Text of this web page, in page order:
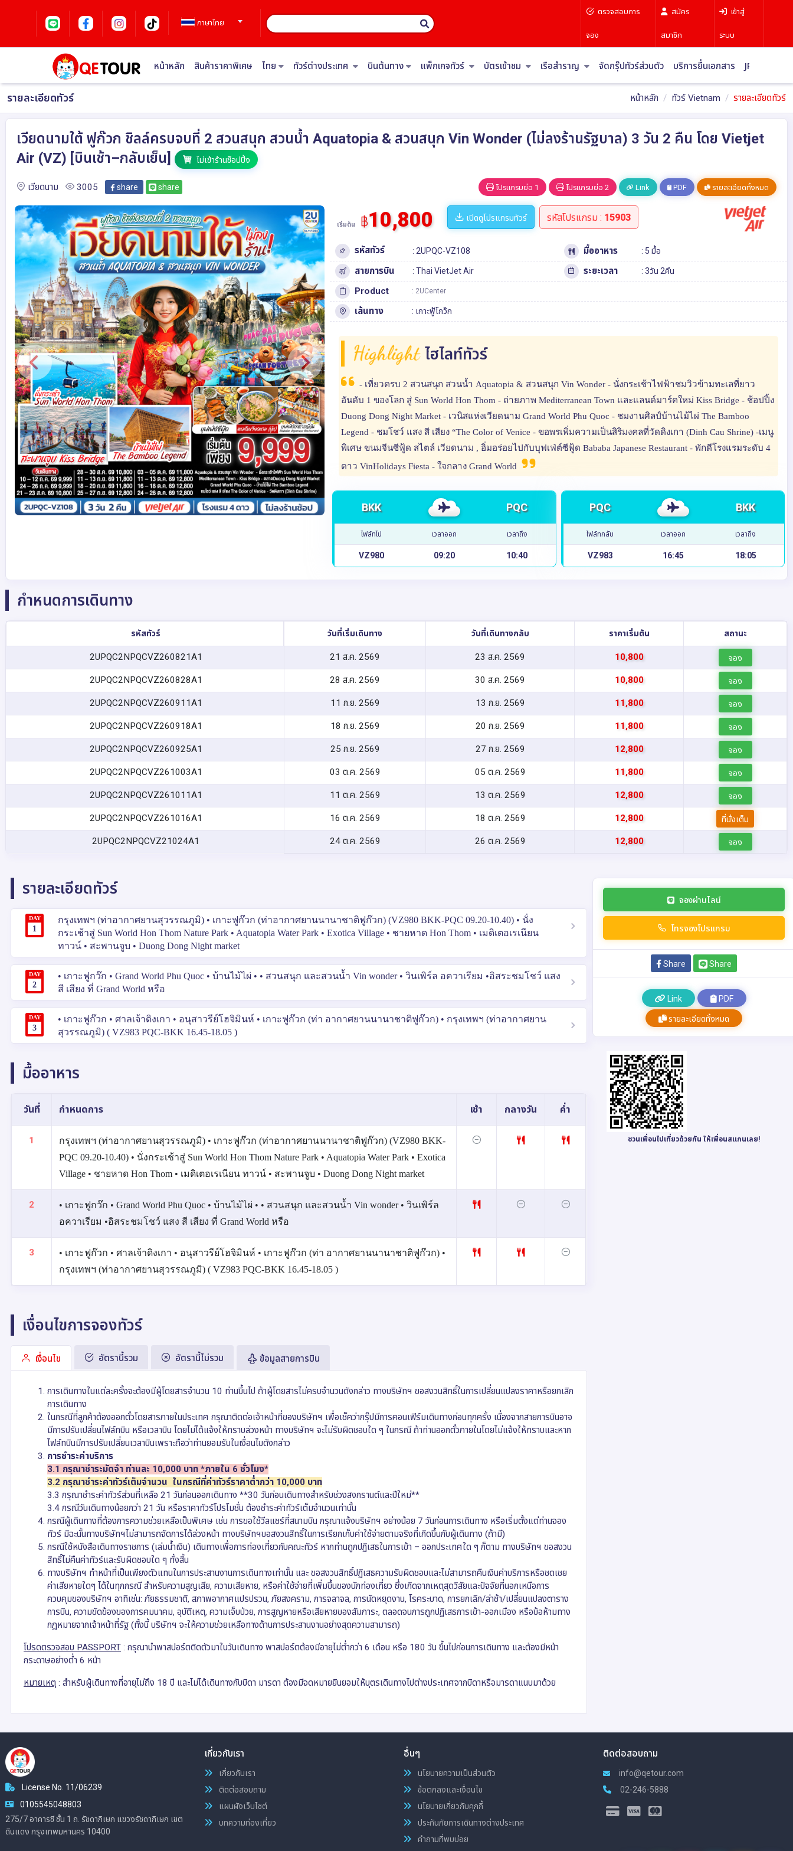
ภาษาไทย
ตรวจสอบการ
จอง
สมัคร
สมาชิก
เข้าสู่
ระบบ
หน้าหลัก สินค้าราคาพิเศษ ไทย ทัวร์ต่างประเทศ บินต้นทาง แพ็กเกจทัวร์ บัตรเข้าชม เรือสำราญ จัดกรุ๊ปทัวร์ส่วนตัว บริการยื่นเอกสาร JR Pass
รายละเอียดทัวร์ หน้าหลัก ทัวร์ Vietnam รายละเอียดทัวร์
เวียดนามใต้ ฟูก๊วก ชิลล์ครบจบที่ 2 สวนสนุก สวนน้ำ Aquatopia & สวนสนุก Vin Wonder (ไม่ลงร้านรัฐบาล) 3 วัน 2 คืน โดย Vietjet
Air (VZ) [บินเช้า–กลับเย็น]
ไม่เข้าร้านช็อปปิ้ง
เวียดนาม 3005 share share โปรแกรมย่อ 1 โปรแกรมย่อ 2 Link PDF รายละเอียดทั้งหมด
เริ่มต้น ฿10,800 เปิดดูโปรแกรมทัวร์ รหัสโปรแกรม : 15903
รหัสทัวร์ : 2UPQC-VZ108 มื้ออาหาร : 5 มื้อ
สายการบิน : Thai VietJet Air ระยะเวลา : 3วัน 2คืน
Product : 2UCenter
เส้นทาง : เกาะฟู้โกว๊ก
Highlight ไฮไลท์ทัวร์
- เที่ยวครบ 2 สวนสนุก สวนน้ำ Aquatopia & สวนสนุก Vin Wonder - นั่งกระเช้าไฟฟ้าชมวิวข้ามทะเลที่ยาว
อันดับ 1 ของโลก สู่ Sun World Hon Thom - ถ่ายภาพ Mediterranean Town และแลนด์มาร์คใหม่ Kiss Bridge - ช้อปปิ้ง
Duong Dong Night Market - เวนิสแห่งเวียดนาม Grand World Phu Quoc - ชมงานศิลป์บ้านไม้ไผ่ The Bamboo
Legend - ชมโชว์ แสง สี เสียง “The Color of Venice - ขอพรเพิ่มความเป็นสิริมงคลที่วัดดิงเกา (Dinh Cau Shrine) -เมนู
พิเศษ ขนมจีนซีฟู้ด สไตล์ เวียดนาม , อิ่มอร่อยไปกับบุฟเฟ่ต์ซีฟู้ด Bababa Japanese Restaurant - พักดีโรงแรมระดับ 4
ดาว VinHolidays Fiesta - ใจกลาง Grand World
BKK PQC
ไฟล์ทไป เวลาออก เวลาถึง
VZ980 09:20 10:40
PQC BKK
ไฟล์ทกลับ เวลาออก เวลาถึง
VZ983 16:45 18:05
กำหนดการเดินทาง
รหัสทัวร์ วันที่เริ่มเดินทาง วันที่เดินทางกลับ ราคาเริ่มต้น สถานะ
2UPQC2NPQCVZ260821A1 21 ส.ค. 2569 23 ส.ค. 2569 10,800 จอง
2UPQC2NPQCVZ260828A1 28 ส.ค. 2569 30 ส.ค. 2569 10,800 จอง
2UPQC2NPQCVZ260911A1 11 ก.ย. 2569 13 ก.ย. 2569 11,800 จอง
2UPQC2NPQCVZ260918A1 18 ก.ย. 2569 20 ก.ย. 2569 11,800 จอง
2UPQC2NPQCVZ260925A1 25 ก.ย. 2569 27 ก.ย. 2569 12,800 จอง
2UPQC2NPQCVZ261003A1 03 ต.ค. 2569 05 ต.ค. 2569 11,800 จอง
2UPQC2NPQCVZ261011A1 11 ต.ค. 2569 13 ต.ค. 2569 12,800 จอง
2UPQC2NPQCVZ261016A1 16 ต.ค. 2569 18 ต.ค. 2569 12,800 ที่นั่งเต็ม
2UPQC2NPQCVZ21024A1 24 ต.ค. 2569 26 ต.ค. 2569 12,800 จอง
รายละเอียดทัวร์
DAY
1
กรุงเทพฯ (ท่าอากาศยานสุวรรณภูมิ) • เกาะฟูก๊วก (ท่าอากาศยานนานาชาติฟูก๊วก) (VZ980 BKK-PQC 09.20-10.40) • นั่ง
กระเช้าสู่ Sun World Hon Thom Nature Park • Aquatopia Water Park • Exotica Village • ชายหาด Hon Thom • เมดิเตอเรเนียน
ทาวน์ • สะพานจูบ • Duong Dong Night market
DAY
2
• เกาะฟูกว๊ก • Grand World Phu Quoc • บ้านไม้ไผ่ • • สวนสนุก และสวนน้ำ Vin wonder • วินเพิร์ล อควาเรียม •อิสระชมโชว์ แสง
สี เสียง ที่ Grand World หรือ
DAY
3
• เกาะฟูก๊วก • ศาลเจ้าดิงเกา • อนุสาวรีย์โฮจิมินห์ • เกาะฟูก๊วก (ท่า อากาศยานนานาชาติฟูก๊วก) • กรุงเทพฯ (ท่าอากาศยาน
สุวรรณภูมิ) ( VZ983 PQC‑BKK 16.45‑18.05 )
มื้ออาหาร
วันที่ กำหนดการ เช้า กลางวัน ค่ำ
1
กรุงเทพฯ (ท่าอากาศยานสุวรรณภูมิ) • เกาะฟูก๊วก (ท่าอากาศยานนานาชาติฟูก๊วก) (VZ980 BKK-
PQC 09.20-10.40) • นั่งกระเช้าสู่ Sun World Hon Thom Nature Park • Aquatopia Water Park • Exotica
Village • ชายหาด Hon Thom • เมดิเตอเรเนียน ทาวน์ • สะพานจูบ • Duong Dong Night market
2
• เกาะฟูกว๊ก • Grand World Phu Quoc • บ้านไม้ไผ่ • • สวนสนุก และสวนน้ำ Vin wonder • วินเพิร์ล
อควาเรียม •อิสระชมโชว์ แสง สี เสียง ที่ Grand World หรือ
3
• เกาะฟูก๊วก • ศาลเจ้าดิงเกา • อนุสาวรีย์โฮจิมินห์ • เกาะฟูก๊วก (ท่า อากาศยานนานาชาติฟูก๊วก) •
กรุงเทพฯ (ท่าอากาศยานสุวรรณภูมิ) ( VZ983 PQC‑BKK 16.45‑18.05 )
เงื่อนไขการจองทัวร์
เงื่อนไข อัตรานี้รวม อัตรานี้ไม่รวม ข้อมูลสายการบิน
การเดินทางในแต่ละครั้งจะต้องมีผู้โดยสารจำนวน 10 ท่านขึ้นไป ถ้าผู้โดยสารไม่ครบจำนวนดังกล่าว ทางบริษัทฯ ขอสงวนสิทธิ์ในการเปลี่ยนแปลงราคาหรือยกเลิก
การเดินทาง
ในกรณีที่ลูกค้าต้องออกตั๋วโดยสารภายในประเทศ กรุณาติดต่อเจ้าหน้าที่ของบริษัทฯ เพื่อเช็คว่ากรุ๊ปมีการคอนเฟิร์มเดินทางก่อนทุกครั้ง เนื่องจากสายการบินอาจ
มีการปรับเปลี่ยนไฟล์ทบิน หรือเวลาบิน โดยไม่ได้แจ้งให้ทราบล่วงหน้า ทางบริษัทฯ จะไม่รับผิดชอบใด ๆ ในกรณี ถ้าท่านออกตั๋วภายในโดยไม่แจ้งให้ทราบและหาก
ไฟล์ทบินมีการปรับเปลี่ยนเวลาบินเพราะถือว่าท่านยอมรับในเงื่อนไขดังกล่าว
การชำระค่าบริการ
3.1 กรุณาชำระมัดจำ ท่านละ 10,000 บาท *ภายใน 6 ชั่วโมง*
3.2 กรุณาชำระค่าทัวร์เต็มจำนวน ในกรณีที่ค่าทัวร์ราคาต่ำกว่า 10,000 บาท
3.3 กรุณาชำระค่าทัวร์ส่วนที่เหลือ 21 วันก่อนออกเดินทาง **30 วันก่อนเดินทางสำหรับช่วงสงกรานต์และปีใหม่**
3.4 กรณีวันเดินทางน้อยกว่า 21 วัน หรือราคาทัวร์โปรโมชั่น ต้องชำระค่าทัวร์เต็มจำนวนเท่านั้น
กรณีผู้เดินทางที่ต้องการความช่วยเหลือเป็นพิเศษ เช่น การขอใช้วีลแชร์ที่สนามบิน กรุณาแจ้งบริษัทฯ อย่างน้อย 7 วันก่อนการเดินทาง หรือเริ่มตั้งแต่ท่านจอง
ทัวร์ มิฉะนั้นทางบริษัทฯไม่สามารถจัดการได้ล่วงหน้า ทางบริษัทฯขอสงวนสิทธิ์ในการเรียกเก็บค่าใช้จ่ายตามจริงที่เกิดขึ้นกับผู้เดินทาง (ถ้ามี)
กรณีใช้หนังสือเดินทางราชการ (เล่มน้ำเงิน) เดินทางเพื่อการท่องเที่ยวกับคณะทัวร์ หากท่านถูกปฏิเสธในการเข้า – ออกประเทศใด ๆ ก็ตาม ทางบริษัทฯ ขอสงวน
สิทธิ์ไม่คืนค่าทัวร์และรับผิดชอบใด ๆ ทั้งสิ้น
ทางบริษัทฯ ทำหน้าที่เป็นเพียงตัวแทนในการประสานงานการเดินทางเท่านั้น และ ขอสงวนสิทธิ์ปฏิเสธความรับผิดชอบและไม่สามารถคืนเงินค่าบริการหรือชดเชย
ค่าเสียหายใดๆ ได้ในทุกกรณี สำหรับความสูญเสีย, ความเสียหาย, หรือค่าใช้จ่ายที่เพิ่มขึ้นของนักท่องเที่ยว ซึ่งเกิดจากเหตุสุดวิสัยและปัจจัยที่นอกเหนือการ
ควบคุมของบริษัทฯ อาทิเช่น: ภัยธรรมชาติ, สภาพอากาศแปรปรวน, ภัยสงคราม, การจลาจล, การนัดหยุดงาน, โรคระบาด, การยกเลิก/ล่าช้า/เปลี่ยนแปลงตาราง
การบิน, ความขัดข้องของการคมนาคม, อุบัติเหตุ, ความเจ็บป่วย, การสูญหายหรือเสียหายของสัมภาระ, ตลอดจนการถูกปฏิเสธการเข้า-ออกเมือง หรือข้อห้ามทาง
กฎหมายจากเจ้าหน้าที่รัฐ (ทั้งนี้ บริษัทฯ จะให้ความช่วยเหลือทางด้านการประสานงานอย่างสุดความสามารถ)
โปรดตรวจสอบ PASSPORT : กรุณานำพาสปอร์ตติดตัวมาในวันเดินทาง พาสปอร์ตต้องมีอายุไม่ต่ำกว่า 6 เดือน หรือ 180 วัน ขึ้นไปก่อนการเดินทาง และต้องมีหน้า
กระดาษอย่างต่ำ 6 หน้า
หมายเหตุ : สำหรับผู้เดินทางที่อายุไม่ถึง 18 ปี และไม่ได้เดินทางกับบิดา มารดา ต้องมีจดหมายยินยอมให้บุตรเดินทางไปต่างประเทศจากบิดาหรือมารดาแนบมาด้วย
จองผ่านไลน์
โทรจองโปรแกรม
Share Share
Link PDF
รายละเอียดทั้งหมด
ชวนเพื่อนไปเที่ยวด้วยกัน ให้เพื่อนสแกนเลย!
License No. 11/06239
0105545048803
275/7 อาคารซี ชั้น 1 ถ. รัชดาภิเษก แขวงรัชดาภิเษก เขต
ดินแดง กรุงเทพมหานคร 10400
เกี่ยวกับเรา
เกี่ยวกับเรา
ติดต่อสอบถาม
แผนผังเว็บไซต์
บทความท่องเที่ยว
อื่นๆ
นโยบายความเป็นส่วนตัว
ข้อตกลงและเงื่อนไข
นโยบายเกี่ยวกับคุกกี้
ประกันภัยการเดินทางต่างประเทศ
คำถามที่พบบ่อย
ติดต่อสอบถาม
info@qetour.com
02-246-5888